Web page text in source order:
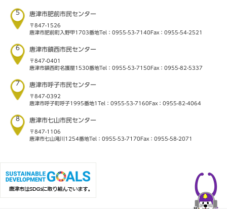
5 唐津市肥前市民センター
〒847-1526
唐津市肥前町入野甲1703番地Tel：0955-53-7140 Fax：0955-54-2521
6 唐津市鎮西市民センター
〒847-0401
唐津市鎮西町名護屋1530番地Tel：0955-53-7150 Fax：0955-82-5337
7 唐津市呼子市民センター
〒847-0392
唐津市呼子町呼子1995番地1 Tel：0955-53-7160 Fax：0955-82-4064
8 唐津市七山市民センター
〒847-1106
唐津市七山滝川1254番地Tel：0955-53-7170 Fax：0955-58-2071